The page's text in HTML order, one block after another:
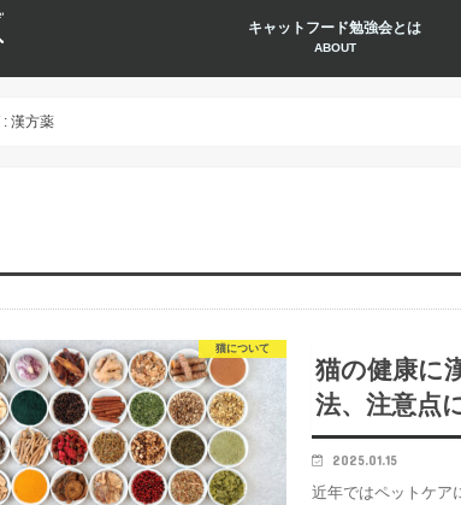
キャットフード勉強会とは
ABOUT
: 漢方薬
猫について
猫の健康に
法、注意点
2025.01.15
近年ではペットケア